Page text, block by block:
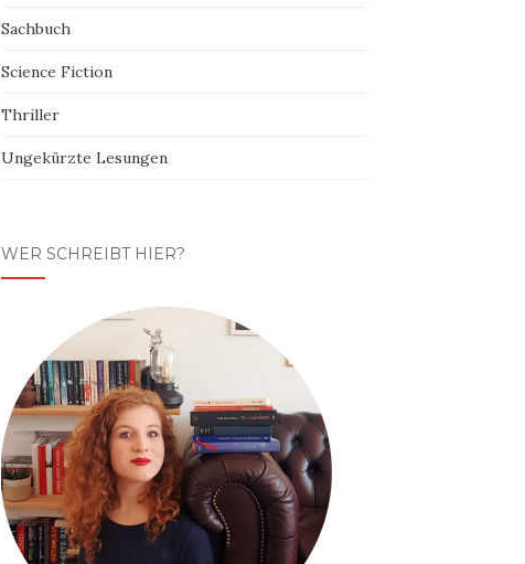
Sachbuch
Science Fiction
Thriller
Ungekürzte Lesungen
WER SCHREIBT HIER?